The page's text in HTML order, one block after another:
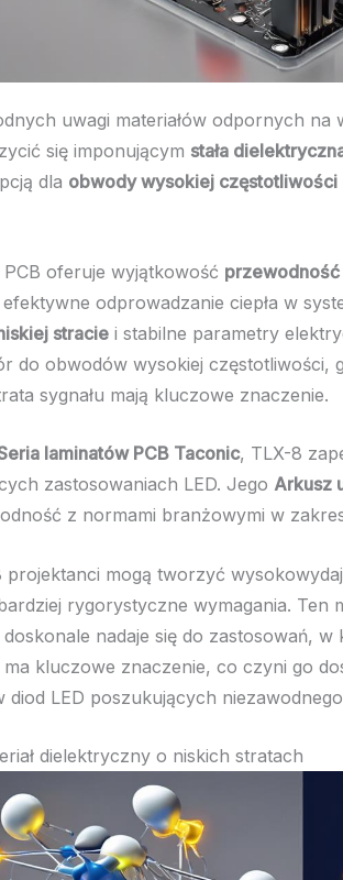
uwagi materiałów odpornych na
się imponującym stała
dla obwody wysokiej częstotliwości
PCB oferuje wyjątkowość
odprowadzanie ciepła w
stracie i stabilne parametry
do obwodów wysokiej częstotliwości,
sygnału mają kluczowe znaczenie.
laminatów PCB Taconic, TLX-8
zastosowaniach LED. Jego Arkusz
z normami branżowymi w
projektanci mogą tworzyć
rygorystyczne wymagania. Ten
nadaje się do zastosowań,
kluczowe znaczenie, co czyni go
diod LED poszukujących
dielektryczny o niskich stratach